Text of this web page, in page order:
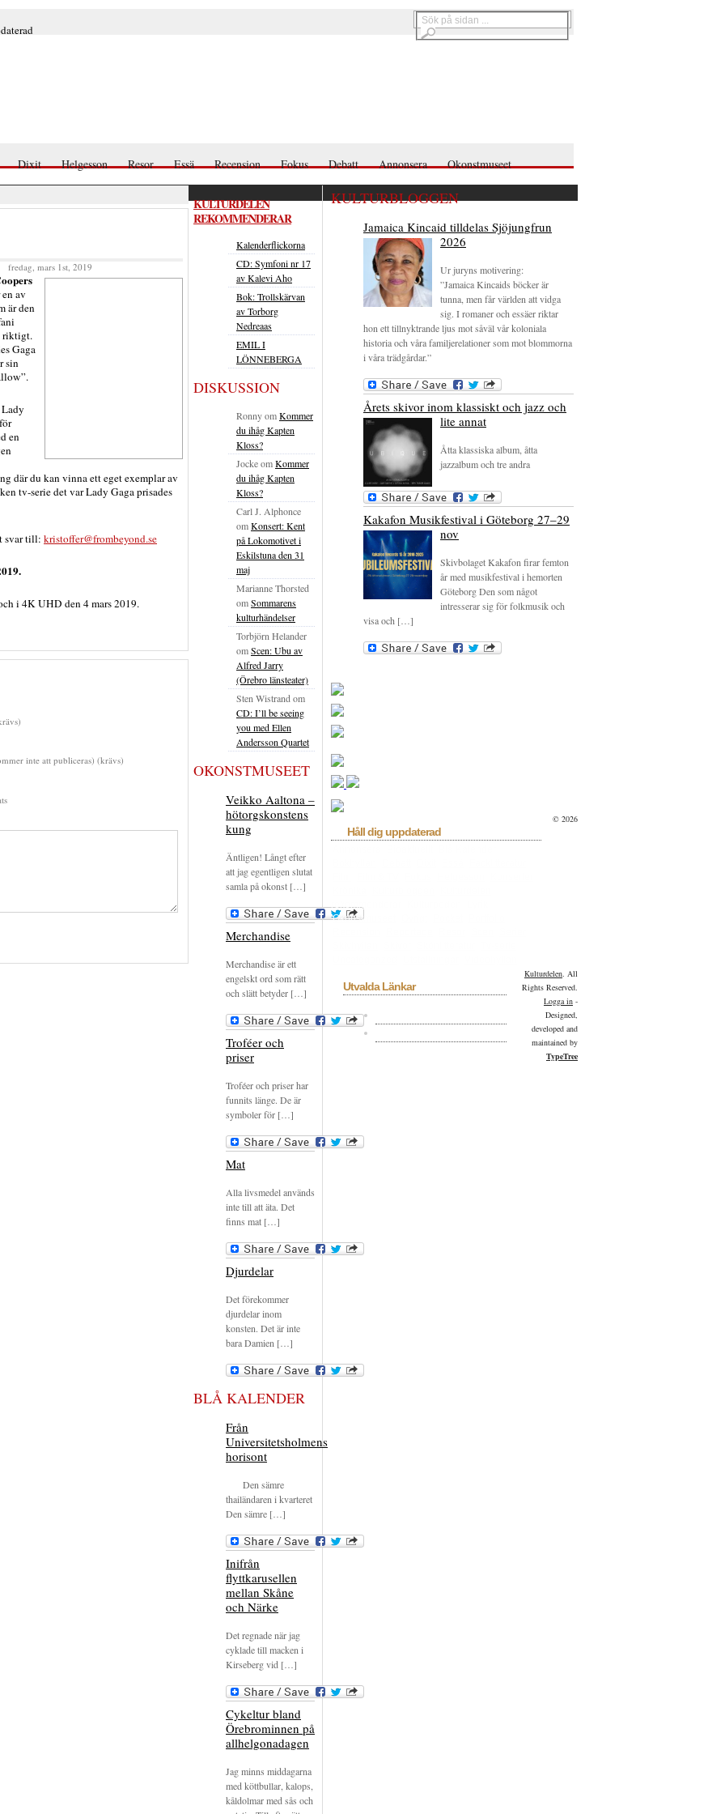
Dixit Helgesson Resor Essä Recension Fokus Debatt Annonsera Okonstmuseet
fredag, mars 1st, 2019
av
är den
riktigt.
Gaga
sin
en
där du kan vinna ett eget exemplar av
tv-serie det var Lady Gaga prisades
svar till: kristoffer@frombeyond.se
i 4K UHD den 4 mars 2019.
inte att publiceras) (krävs)
KULTURDELEN
REKOMMENDERAR
Kalenderflickorna
CD: Symfoni nr 17
av Kalevi Aho
Bok: Trollskärvan
av Torborg
Nedreaas
EMIL I
LÖNNEBERGA
DISKUSSION
RonnyomKommer
du ihåg Kapten
Kloss?
JockeomKommer
du ihåg Kapten
Kloss?
Carl J. Alphonce
omKonsert: Kent
på Lokomotivet i
Eskilstuna den 31
maj
Marianne Thorsted
omSommarens
kulturhändelser
Torbjörn Helander
omScen: Ubu av
Alfred Jarry
(Örebro länsteater)
Sten Wistrand om
CD: I’ll be seeing
you med Ellen
Andersson Quartet
OKONSTMUSEET
Veikko Aaltona –
hötorgskonstens
kung
Äntligen! Långt efter
att jag egentligen slutat
samla på okonst […]
Merchandise
Merchandise är ett
engelskt ord som rätt
och slätt betyder […]
Troféer och
priser
Troféer och priser har
funnits länge. De är
symboler för […]
Mat
Alla livsmedel används
inte till att äta. Det
finns mat […]
Djurdelar
Det förekommer
djurdelar inom
konsten. Det är inte
bara Damien […]
BLÅ KALENDER
Från
Universitetsholmens
horisont
Den sämre
thailändaren i kvarteret
Den sämre […]
Inifrån
flyttkarusellen
mellan Skåne
och Närke
Det regnade när jag
cyklade till macken i
Kirseberg vid […]
Cykeltur bland
Örebrominnen på
allhelgonadagen
Jag minns middagarna
med köttbullar, kalops,
kåldolmar med sås och
KULTURBLOGGEN
Jamaica Kincaid tilldelas Sjöjungfrun
2026
Ur juryns motivering:
”Jamaica Kincaids böcker är
tunna, men får världen att vidga
sig. I romaner och essäer riktar
hon ett tillnyktrande ljus mot såväl vår koloniala
historia och våra familjerelationer som mot blommorna
i våra trädgårdar.”
Årets skivor inom klassiskt och jazz och
lite annat
Åtta klassiska album, åtta
jazzalbum och tre andra
Kakafon Musikfestival i Göteborg 27–29
nov
Skivbolaget Kakafon firar femton
år med musikfestival i hemorten
Göteborg Den som något
intresserar sig för folkmusik och
visa och […]
Håll dig uppdaterad
rekommenderar
Okonstmuseet
Utvalda Länkar
© 2026
Kulturdelen. All
Rights Reserved.
Logga in -
Designed,
developed and
maintained by
TypeTree